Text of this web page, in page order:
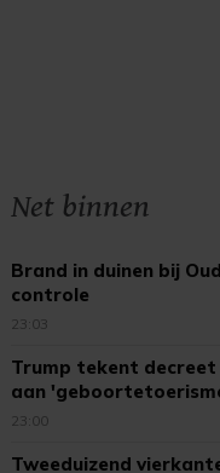
Net binnen
Brand in duinen bij
controle
23:03
Trump tekent
aan
maken
23:00
Tweeduizend